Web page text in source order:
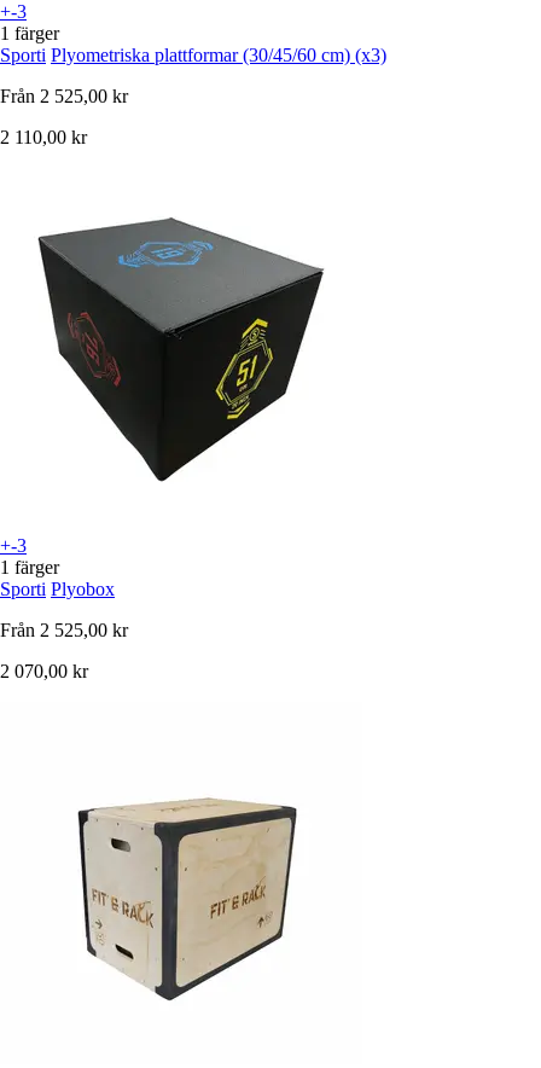
+-3
1 färger
Sporti Plyometriska plattformar (30/45/60 cm) (x3)
Från 2 525,00 kr
2 110,00 kr
+-3
1 färger
Sporti Plyobox
Från 2 525,00 kr
2 070,00 kr